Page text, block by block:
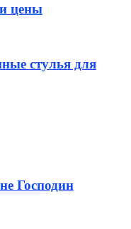
цены
стулья для
Господин